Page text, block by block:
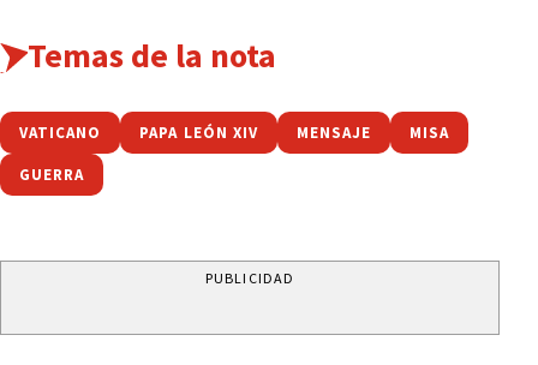
Temas de la nota
VATICANO PAPA LEÓN XIV MENSAJE MISA
GUERRA
PUBLICIDAD